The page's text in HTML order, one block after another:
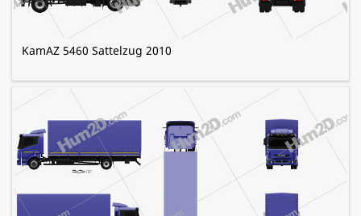
KamAZ 5460 Sattelzug 2010